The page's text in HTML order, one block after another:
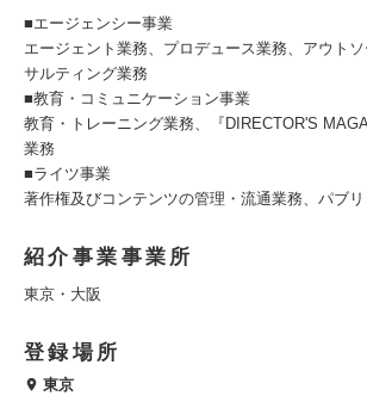
■エージェンシー事業
エージェント業務、プロデュース業務、アウト
サルティング業務
■教育・コミュニケーション事業
教育・トレーニング業務、『DIRECTOR'S
業務
■ライツ事業
著作権及びコンテンツの管理・流通業務、パブ
紹介事業事業所
東京・大阪
登録場所
東京